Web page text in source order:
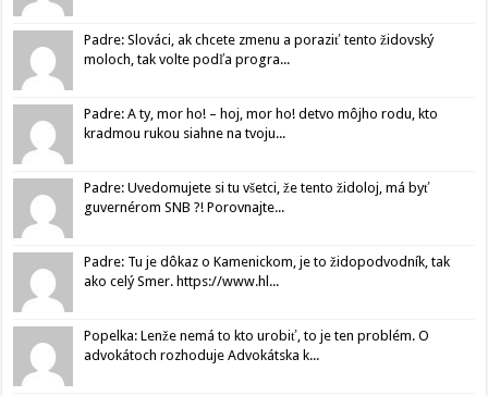
Padre: Slováci, ak chcete zmenu a poraziť tento židovský
moloch, tak volte podľa progra...
Padre: A ty, mor ho! – hoj, mor ho! detvo môjho rodu, kto
kradmou rukou siahne na tvoju...
Padre: Uvedomujete si tu všetci, že tento židoloj, má byť
guvernérom SNB ?! Porovnajte...
Padre: Tu je dôkaz o Kamenickom, je to židopodvodník, tak
ako celý Smer. https://www.hl...
Popelka: Lenže nemá to kto urobiť, to je ten problém. O
advokátoch rozhoduje Advokátska k...